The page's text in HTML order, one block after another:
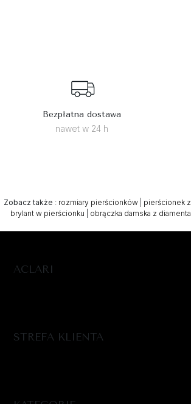
Bezpłatna dostawa
nawet w 24 h
Zobacz także : rozmiary pierścionków pierścionek
brylant w pierścionku
obrączka damska z
ACLARI
STREFA KLIENTA